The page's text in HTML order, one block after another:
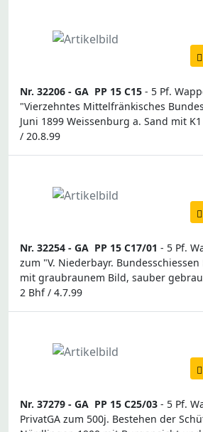
Nr. 32206 - GA PP 15 C15 - 5 Pf.
"Vierzehntes Mittelfränkisches
Juni 1899 Weissenburg a. Sand mit K1
/ 20.8.99
Nr. 32254 - GA PP 15 C17/01 - 5 Pf.
zum "V. Niederbayr. Bundesschiessen
mit graubraunem Bild, sauber
2 Bhf / 4.7.99
Nr. 37279 - GA PP 15 C25/03 - 5 Pf.
PrivatGA zum 500j. Bestehen der